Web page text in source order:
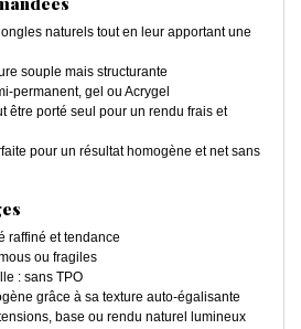
naturels tout en leur apportant une
souple mais structurante
permanent, gel ou Acrygel
être porté seul pour un rendu frais et
pour un résultat homogène et net sans
raffiné et tendance
ou fragiles
: sans TPO
grâce à sa texture auto-égalisante
base ou rendu naturel lumineux